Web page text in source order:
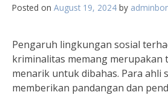
Posted on August 19, 2024 by
Pengaruh lingkungan sosial
kriminalitas memang merupakan
menarik untuk dibahas. Para ahli
memberikan pandangan dan